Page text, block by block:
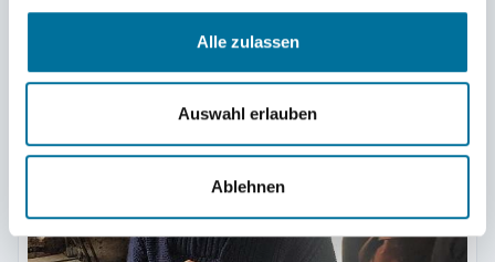
Alle zulassen
Auswahl erlauben
Ablehnen